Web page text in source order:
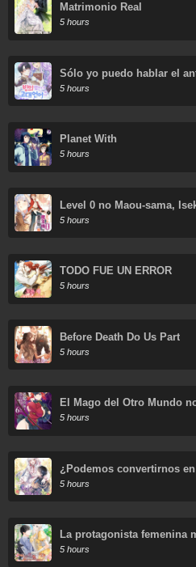
Matrimonio Real
5 hours
Sólo yo puedo hablar el
magia
5 hours
Planet With
5 hours
Level 0 no Maou-sama,
Hajimemasu
5 hours
TODO FUE UN ERROR
5 hours
Before Death Do Us Part
5 hours
El Mago del Otro Mundo
5 hours
¿Podemos convertirnos
5 hours
La protagonista femenina
nueva hermana
5 hours